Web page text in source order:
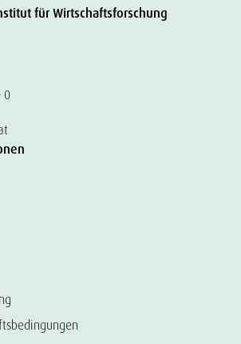
für Wirtschaftsforschung
0